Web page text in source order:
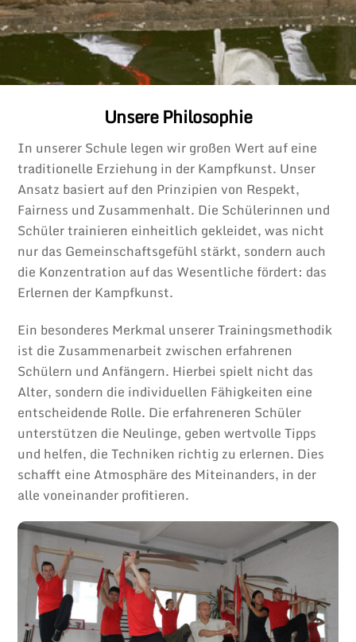
Unsere Philosophie
In unserer Schule legen wir großen Wert auf eine
traditionelle Erziehung in der Kampfkunst. Unser
Ansatz basiert auf den Prinzipien von Respekt,
Fairness und Zusammenhalt. Die Schülerinnen und
Schüler trainieren einheitlich gekleidet, was nicht
nur das Gemeinschaftsgefühl stärkt, sondern auch
die Konzentration auf das Wesentliche fördert: das
Erlernen der Kampfkunst.
Ein besonderes Merkmal unserer Trainingsmethodik
ist die Zusammenarbeit zwischen erfahrenen
Schülern und Anfängern. Hierbei spielt nicht das
Alter, sondern die individuellen Fähigkeiten eine
entscheidende Rolle. Die erfahreneren Schüler
unterstützen die Neulinge, geben wertvolle Tipps
und helfen, die Techniken richtig zu erlernen. Dies
schafft eine Atmosphäre des Miteinanders, in der
alle voneinander profitieren.